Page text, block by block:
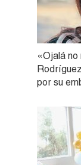
«Ojalá
por su